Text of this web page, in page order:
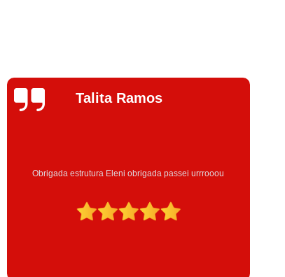
Jhenifer
Correia
Excelente atendimento , a Instrutora Eleni maravilhosa
atenciosa